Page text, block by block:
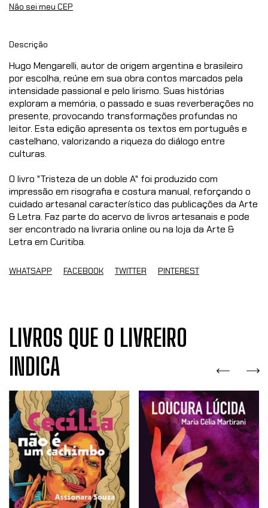
Não sei meu CEP
Descrição
Hugo Mengarelli, autor de origem argentina e brasileiro
por escolha, reúne em sua obra contos marcados pela
intensidade passional e pelo lirismo. Suas histórias
exploram a memória, o passado e suas reverberações no
presente, provocando transformações profundas no
leitor. Esta edição apresenta os textos em português e
castelhano, valorizando a riqueza do diálogo entre
culturas.
O livro "Tristeza de un doble A" foi produzido com
impressão em risografia e costura manual, reforçando o
cuidado artesanal característico das publicações da Arte
& Letra. Faz parte do acervo de livros artesanais e pode
ser encontrado na livraria online ou na loja da Arte &
Letra em Curitiba.
WHATSAPP FACEBOOK TWITTER PINTEREST
LIVROS QUE O LIVREIRO
INDICA